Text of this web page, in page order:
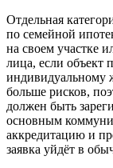
Отдельная
по семейной
на своем участке
лица, если объект
индивидуальному
больше рисков,
должен быть
основным
аккредитацию и
заявка уйдёт в